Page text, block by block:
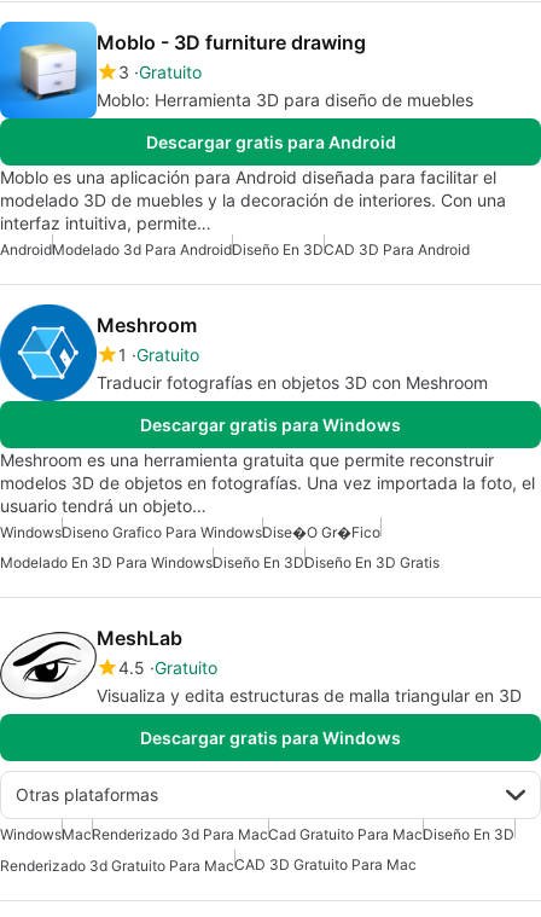
Moblo - 3D furniture drawing
3 Gratuito
Moblo: Herramienta 3D para diseño de muebles
Descargar gratis para Android
Moblo es una aplicación para Android diseñada para facilitar el
modelado 3D de muebles y la decoración de interiores. Con una
interfaz intuitiva, permite…
AndroidModelado 3d Para AndroidDiseño En 3DCAD 3D Para Android
Meshroom
1 Gratuito
Traducir fotografías en objetos 3D con Meshroom
Descargar gratis para Windows
Meshroom es una herramienta gratuita que permite reconstruir
modelos 3D de objetos en fotografías. Una vez importada la foto, el
usuario tendrá un objeto…
WindowsDiseno Grafico Para WindowsDise�o Gr�fico
Modelado En 3D Para WindowsDiseño En 3DDiseño En 3D Gratis
MeshLab
4.5 Gratuito
Visualiza y edita estructuras de malla triangular en 3D
Descargar gratis para Windows
Otras plataformas
WindowsMacRenderizado 3d Para MacCad Gratuito Para MacDiseño En 3D
Renderizado 3d Gratuito Para MacCAD 3D Gratuito Para Mac